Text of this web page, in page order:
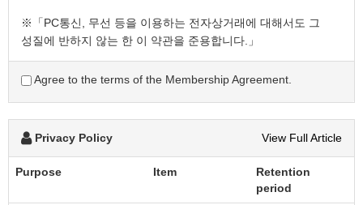
※「PC통신, 무선 등을 이용하는 전자상거래에 대해서도 그
성질에 반하지 않는 한 이 약관을 준용합니다.」
제2조 정의
이용하여 재화 등을 거래할 수 있도록 설정한 가상의
의미로도 사용합니다.
"이용자"란 "몰"에 접속하여 이 약관에 따라 "몰"이
Agree to the terms of the Membership Agreement.
View Full Article
Privacy Policy
Purpose Item
Retention
period